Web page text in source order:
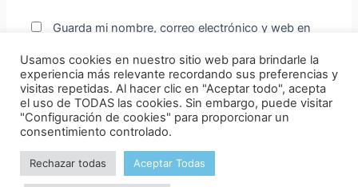
Guarda mi nombre, correo electrónico y web en
Copyright © 2026 Club de patinaje en línea Vigo | Powered by
Usamos cookies en nuestro sitio web para brindarle la
experiencia más relevante recordando sus preferencias y
visitas repetidas. Al hacer clic en "Aceptar todo", acepta
el uso de TODAS las cookies. Sin embargo, puede visitar
"Configuración de cookies" para proporcionar un
consentimiento controlado.
Rechazar todas Aceptar Todas